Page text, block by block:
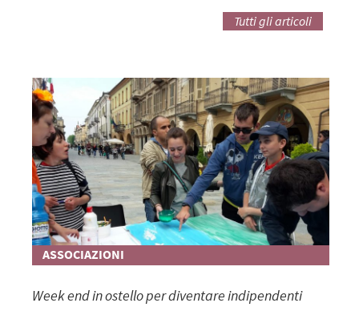
Tutti gli articoli
ASSOCIAZIONI
Week end in ostello per diventare indipendenti